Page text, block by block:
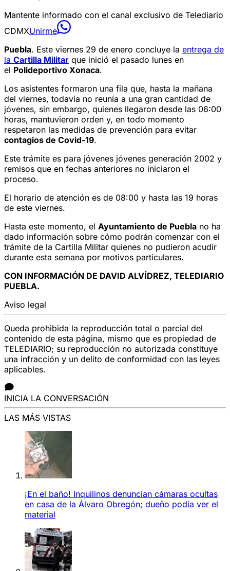
Mantente informado con el canal exclusivo de Telediario
CDMXUnirme
Puebla. Este viernes 29 de enero concluye la entrega de
la Cartilla Militar que inició el pasado lunes en
el Polideportivo Xonaca.
Los asistentes formaron una fila que, hasta la mañana
del viernes, todavía no reunía a una gran cantidad de
jóvenes, sin embargo, quienes llegaron desde las 06:00
horas, mantuvieron orden y, en todo momento
respetaron las medidas de prevención para evitar
contagios de Covid-19.
Este trámite es para jóvenes jóvenes generación 2002 y
remisos que en fechas anteriores no iniciaron el
proceso.
El horario de atención es de 08:00 y hasta las 19 horas
de este viernes.
Hasta este momento, el Ayuntamiento de Puebla no ha
dado información sobre cómo podrán comenzar con el
trámite de la Cartilla Militar quienes no pudieron acudir
durante esta semana por motivos particulares.
CON INFORMACIÓN DE DAVID ALVÍDREZ, TELEDIARIO
PUEBLA.
Aviso legal
Queda prohibida la reproducción total o parcial del
contenido de esta página, mismo que es propiedad de
TELEDIARIO; su reproducción no autorizada constituye
una infracción y un delito de conformidad con las leyes
aplicables.
INICIA LA CONVERSACIÓN
LAS MÁS VISTAS
¡En el baño! Inquilinos denuncian cámaras ocultas
en casa de la Álvaro Obregón; dueño podía ver el
material